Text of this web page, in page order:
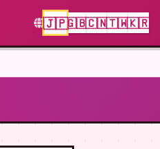
🇯🇵🇬🇧🇨🇳🇹🇼🇰🇷